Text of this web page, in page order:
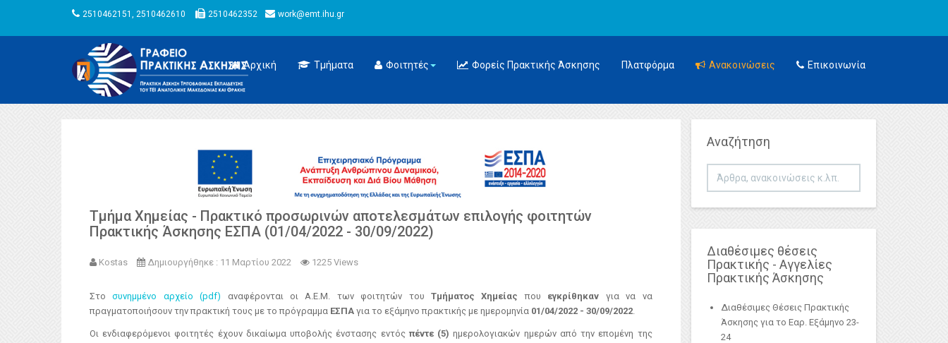
2510462151, 2510462610 2510462352 work@emt.ihu.gr
Αρχική Τμήματα Φοιτητές Φορείς Πρακτικής Άσκησης Πλατφόρμα Ανακοινώσεις Επικοινωνία
Τμήμα Χημείας - Πρακτικό προσωρινών αποτελεσμάτων επιλογής φοιτητών
Πρακτικής Άσκησης ΕΣΠΑ (01/04/2022 - 30/09/2022)
Kostas Δημιουργήθηκε : 11 Μαρτίου 2022 1225 Views
Στοσυνημμένο αρχείο (pdf) αναφέρονται οι Α.Ε.Μ. των φοιτητών τουΤμήματος Χημείας που εγκρίθηκαν για να να
πραγματοποιήσουν την πρακτική τους με το πρόγραμμα ΕΣΠΑ για το εξάμηνο πρακτικής με ημερομηνία 01/04/2022 - 30/09/2022.
Οι ενδιαφερόμενοι φοιτητές έχουν δικαίωμα υποβολής ένστασης εντός πέντε (5) ημερολογιακών ημερών από την επομένη της
Αναζήτηση
Αναζήτηση...
Διαθέσιμες θέσεις
Πρακτικής - Αγγελίες
Πρακτικής Άσκησης
Διαθέσιμες Θέσεις Πρακτικής
Άσκησης για το Εαρ. Εξάμηνο 23-
24